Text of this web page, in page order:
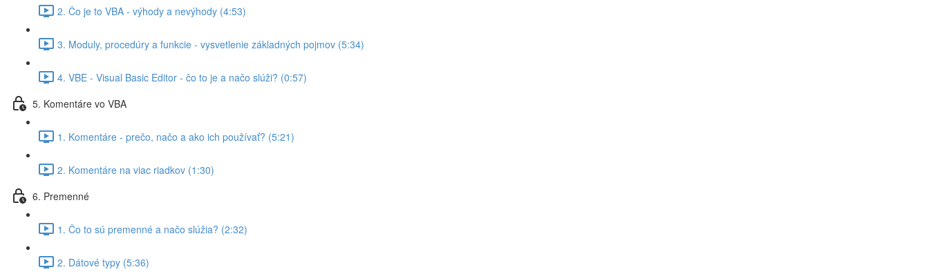
2. Čo je to VBA - výhody a nevýhody (4:53)
3. Moduly, procedúry a funkcie - vysvetlenie základných pojmov (5:34)
4. VBE - Visual Basic Editor - čo to je a načo slúži? (0:57)
5. Komentáre vo VBA
1. Komentáre - prečo, načo a ako ich používať? (5:21)
2. Komentáre na viac riadkov (1:30)
6. Premenné
1. Čo to sú premenné a načo slúžia? (2:32)
2. Dátové typy (5:36)